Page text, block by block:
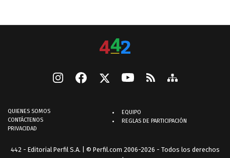
QUIENES SOMOS
CONTÁCTENOS
PRIVACIDAD
EQUIPO
REGLAS DE PARTICIPACIÓN
442 - Editorial Perfil S.A. | © Perfil.com 2006-2026 - Todos los derechos